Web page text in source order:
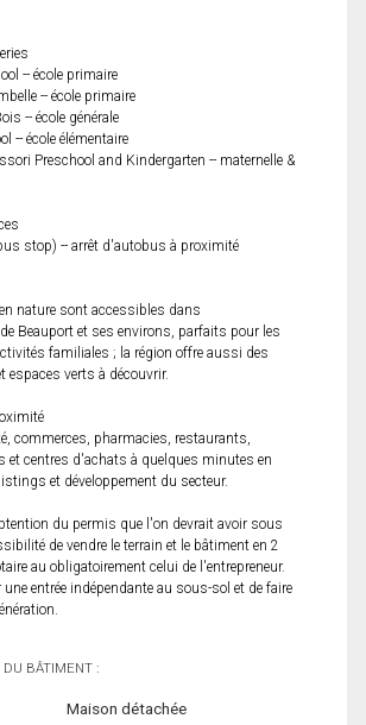
-- école primaire
-- école primaire
-- école générale
-- école élémentaire
Preschool and Kindergarten -- maternelle &
stop) -- arrêt d'autobus à proximité
nature sont accessibles dans
Beauport et ses environs, parfaits pour les
familiales ; la région offre aussi des
espaces verts à découvrir.
commerces, pharmacies, restaurants,
et centres d'achats à quelques minutes en
et développement du secteur.
du permis que l'on devrait avoir sous
de vendre le terrain et le bâtiment en 2
au obligatoirement celui de l'entrepreneur.
entrée indépendante au sous-sol et de faire
DU BÂTIMENT :
Maison détachée